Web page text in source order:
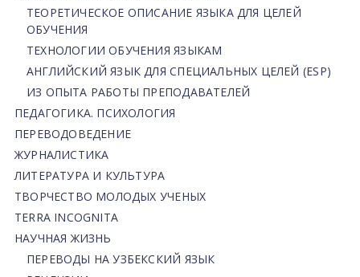
ТЕОРЕТИЧЕСКОЕ ОПИСАНИЕ ЯЗЫКА ДЛЯ ЦЕЛЕЙ
ОБУЧЕНИЯ
ТЕХНОЛОГИИ ОБУЧЕНИЯ ЯЗЫКАМ
АНГЛИЙСКИЙ ЯЗЫК ДЛЯ СПЕЦИАЛЬНЫХ ЦЕЛЕЙ (ESP)
ИЗ ОПЫТА РАБОТЫ ПРЕПОДАВАТЕЛЕЙ
ПЕДАГОГИКА. ПСИХОЛОГИЯ
ПЕРЕВОДОВЕДЕНИЕ
ЖУРНАЛИСТИКА
ЛИТЕРАТУРА И КУЛЬТУРА
ТВОРЧЕСТВО МОЛОДЫХ УЧЕНЫХ
TERRA INCOGNITA
НАУЧНАЯ ЖИЗНЬ
ПЕРЕВОДЫ НА УЗБЕКСКИЙ ЯЗЫК